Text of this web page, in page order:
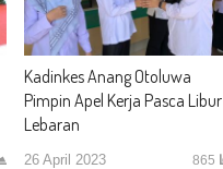
Kadinkes Anang Otoluwa
Pimpin Apel Kerja Pasca Libur
Lebaran
26 April 2023 865